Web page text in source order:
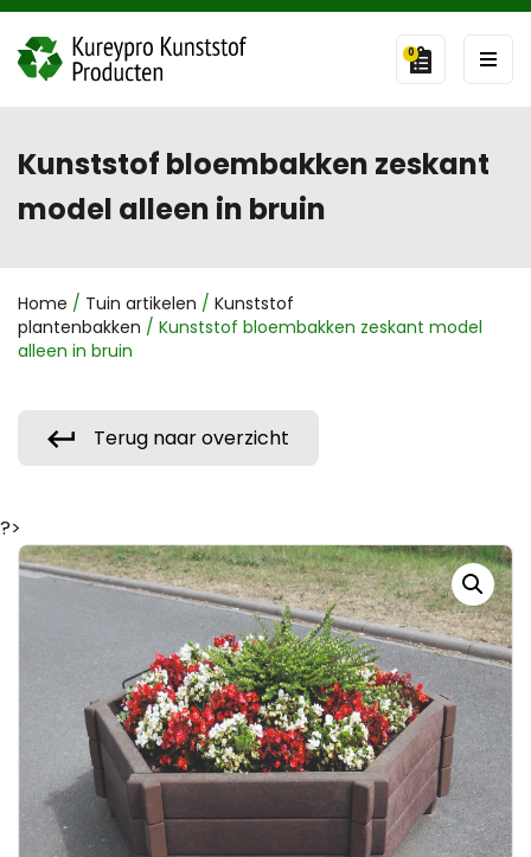
0
Kunststof bloembakken zeskant
model alleen in bruin
Home / Tuin artikelen / Kunststof
plantenbakken / Kunststof bloembakken zeskant model
alleen in bruin
Terug naar overzicht
?>